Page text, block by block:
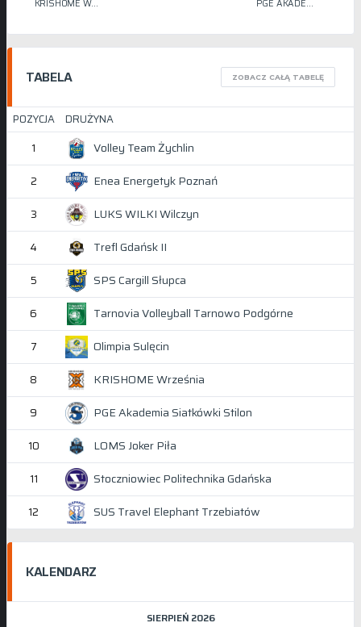
KRISHOME WRZEŚNIA PGE AKADEMIA SIATKÓWKI STILON
TABELA ZOBACZ CAŁĄ TABELĘ
POZYCJA
DRUŻYNA
1
Volley Team Żychlin
2 Enea Energetyk Poznań
3 LUKS WILKI Wilczyn
4 Trefl Gdańsk II
5 SPS Cargill Słupca
6 Tarnovia Volleyball Tarnowo Podgórne
7 Olimpia Sulęcin
8 KRISHOME Września
9 PGE Akademia Siatkówki Stilon
10 LOMS Joker Piła
11 Stoczniowiec Politechnika Gdańska
12 SUS Travel Elephant Trzebiatów
KALENDARZ
SIERPIEŃ 2026